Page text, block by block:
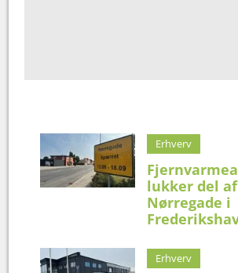
Erhverv
lukker del af
Nørregade i
Erhverv